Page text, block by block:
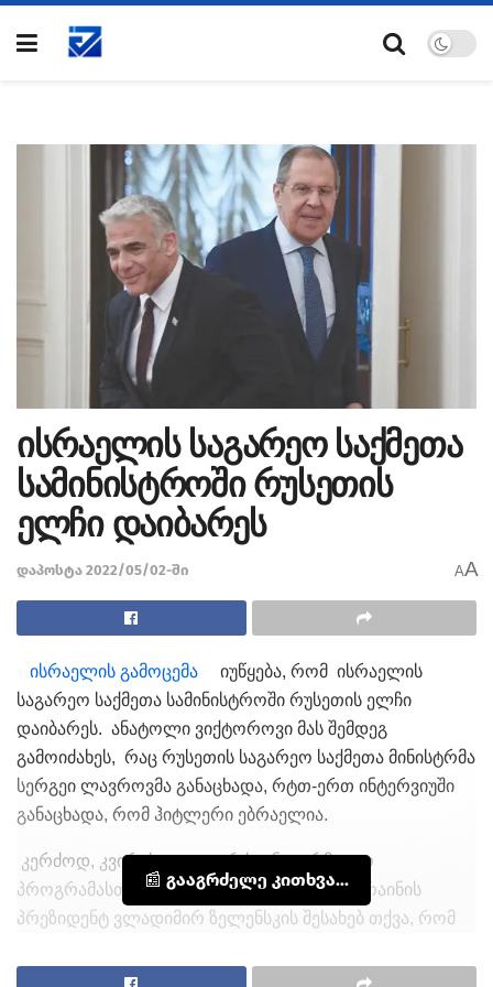
ისრაელის საგარეო საქმეთა
სამინისტროში რუსეთის
ელჩი დაიბარეს
დაპოსტა 2022/05/02-ში AA
ისრაელის გამოცემა
იუწყება, რომ ისრაელის
საგარეო საქმეთა სამინისტროში რუსეთის ელჩი
დაიბარეს. ანატოლი ვიქტოროვი მას შემდეგ
გამოიძახეს, რაც რუსეთის საგარეო საქმეთა მინისტრმა
სერგეი ლავროვმა განაცხადა, რტთ-ერთ ინტერვიუში
განაცხადა, რომ ჰიტლერი ებრაელია.
კერძოდ, კვირას იტალიურ საინფორმაციო
პროგრამასთან ინტერვიუში ლავროვმა უკრაინის
პრეზიდენტ ვლადიმირ ზელენსკის შესახებ თქვა, რომ
ელემენტებს მის ქვეყანაში“.
📰 გააგრძელე კითხვა...